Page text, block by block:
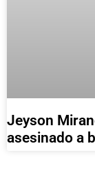
Jeyson
asesinado a